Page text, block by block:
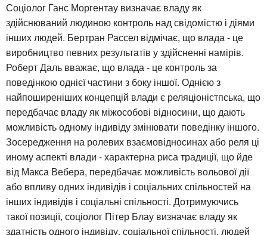
Соціолог Ганс Моргентау визначає владу як
здійснюваний людиною контроль над свідомістю і діями
інших людей. Бертран Рассел відмічає, що влада - це
виробництво певних результатів у здійсненні намірів.
Роберт Даль вважає, що влада - це контроль за
поведінкою однієї частини з боку іншої. Однією з
найпоширеніших концепцій влади є реляціоністпська, що
передбачає владу як міжособові відносини, що дають
можливість одному індивіду змінювати поведінку іншого.
Зосередження на ролевих взаємовідносинах або реля ці
иному аспекті влади - характерна риса традиції, що йде
від Макса Вебера, передбачає можливість вольової дії
або впливу одних індивідів і соціальних спільностей на
інших індивідів і соціальні спільності. Дотримуючись
такої позиції, соціолог Пітер Блау визначає владу як
здатність одного індивіду, соціальної спільності, людей